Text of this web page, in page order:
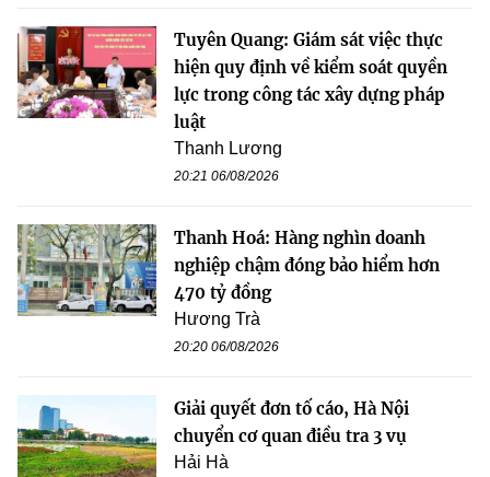
Tuyên Quang: Giám sát việc thực
hiện quy định về kiểm soát quyền
lực trong công tác xây dựng pháp
luật
Thanh Lương
20:21 06/08/2026
Thanh Hoá: Hàng nghìn doanh
nghiệp chậm đóng bảo hiểm hơn
470 tỷ đồng
Hương Trà
20:20 06/08/2026
Giải quyết đơn tố cáo, Hà Nội
chuyển cơ quan điều tra 3 vụ
Hải Hà